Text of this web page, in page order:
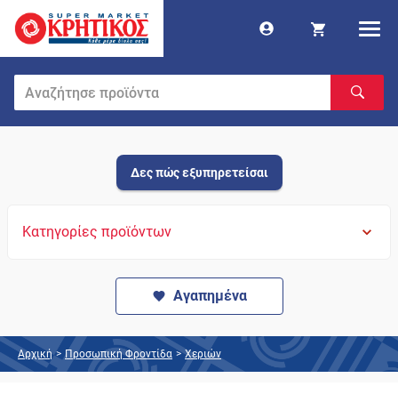
Δες πώς εξυπηρετείσαι
Κατηγορίες προϊόντων
Αγαπημένα
Αρχική > Προσωπική Φροντίδα > Χεριών